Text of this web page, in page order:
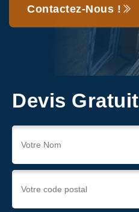
Contactez-Nous !
Devis Gratuit